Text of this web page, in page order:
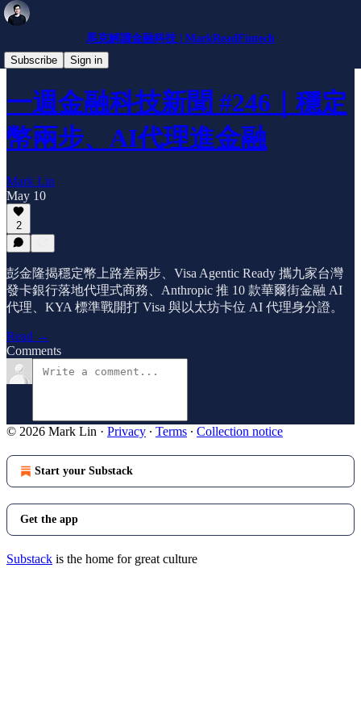
馬克解讀金融科技 | MarkReadFintech
Subscribe
Sign in
每週Fintech 新聞
一週金融科技新聞 #246｜穩定
幣兩步、AI代理進金融
Mark Lin
May 10
2
彭金隆揭穩定幣上路差兩步、Visa Agentic Ready 攜九家台灣
發卡銀行落地代理式商務、Anthropic 推 10 款華爾街金融 AI
代理、KYA 標準戰開打 Visa 與以太坊卡位 AI 代理身分證。
Read →
Comments
© 2026 Mark Lin · Privacy ∙ Terms ∙ Collection notice
Start your Substack
Get the app
Substack is the home for great culture